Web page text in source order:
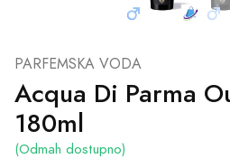
PARFEMSKA VODA
Acqua Di Parma
180ml
(Odmah dostupno)